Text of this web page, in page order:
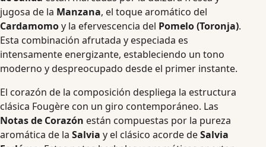
jugosa de la Manzana, el toque aromático del
Cardamomoy la efervescencia del Pomelo (Toronja).
Esta combinación afrutada y especiada es
intensamente energizante, estableciendo un tono
moderno y despreocupado desde el primer instante.
El corazón de la composición despliega la estructura
clásica Fougère con un giro contemporáneo. Las
Notas de Corazón están compuestas por la pureza
aromática de la Salvia y el clásico acorde deSalvia